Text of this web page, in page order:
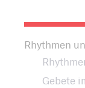
Rhythmen
Gebete